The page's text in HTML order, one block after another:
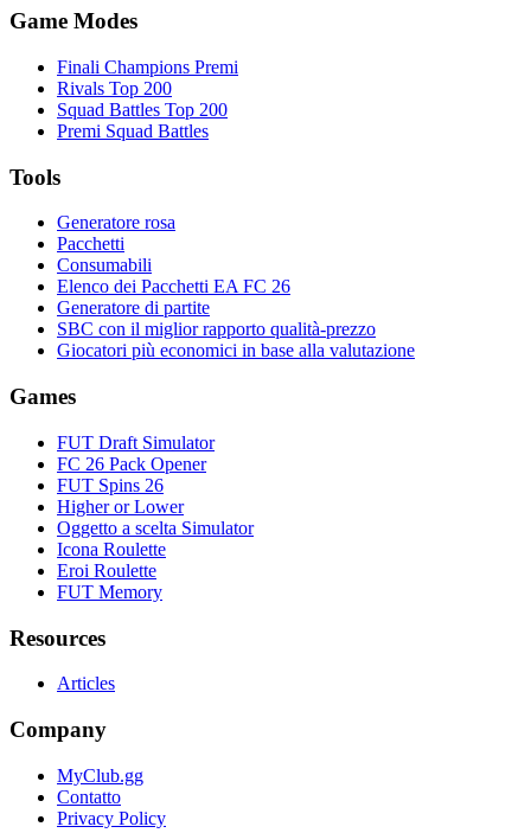
Game Modes
Finali Champions Premi
Rivals Top 200
Squad Battles Top 200
Premi Squad Battles
Tools
Generatore rosa
Pacchetti
Consumabili
Elenco dei Pacchetti EA FC 26
Generatore di partite
SBC con il miglior rapporto qualità-prezzo
Giocatori più economici in base alla valutazione
Games
FUT Draft Simulator
FC 26 Pack Opener
FUT Spins 26
Higher or Lower
Oggetto a scelta Simulator
Icona Roulette
Eroi Roulette
FUT Memory
Resources
Articles
Company
MyClub.gg
Contatto
Privacy Policy